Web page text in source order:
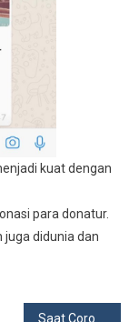
kuat dengan
para donatur.
didunia dan